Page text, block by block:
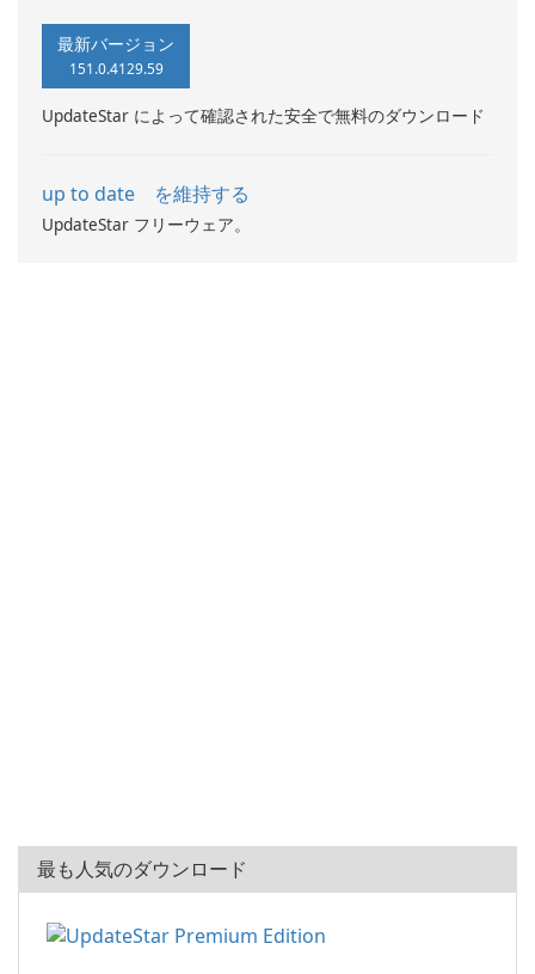
Whether you're planning an
activity or working on a
project, Teams brings people
together to get things done.
to individual preferences.
最新バージョン
151.0.4129.59
UpdateStar によって確認された安全で無料のダウンロード
up to date を維持する
UpdateStar フリーウェア。
最も人気のダウンロード